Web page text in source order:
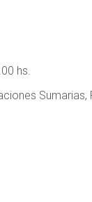
hs.
Sumarias,